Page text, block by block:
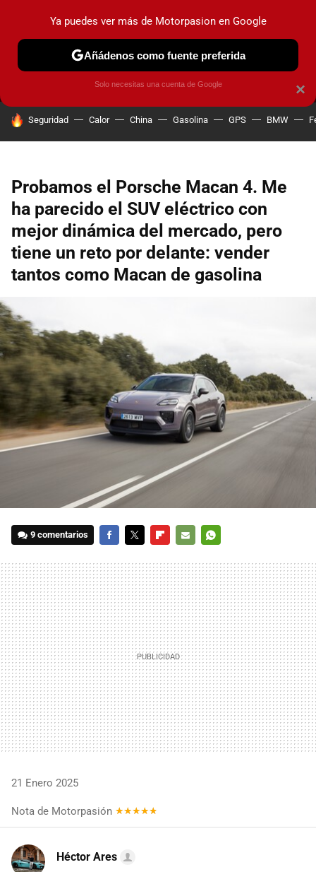
MENÚ NUEVO
COCHES ELÉCTRICOS OBSERVATORIO
HOY SE HABLA DE
Seguridad Calor China Gasolina GPS BMW
Probamos el Porsche Macan 4. Me
ha parecido el SUV eléctrico con
mejor dinámica del mercado, pero
tiene un reto por delante: vender
tantos como Macan de gasolina
9 comentarios
MAIL
21 Enero 2025
Nota de Motorpasión
Héctor Ares
×
Ya puedes ver más de Motorpasion en Google
Añádenos como fuente preferida
Solo necesitas una cuenta de Google